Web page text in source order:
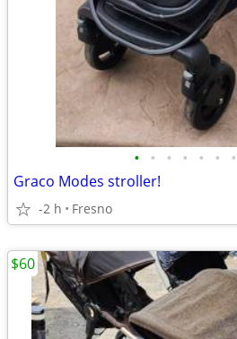
• • • • • • •
Graco Modes stroller!
-2 h Fresno
$60